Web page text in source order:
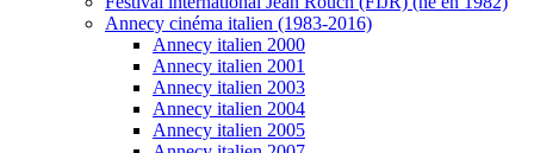
Annecy cinéma italien (1983-2016)
Annecy italien 2000
Annecy italien 2001
Annecy italien 2003
Annecy italien 2004
Annecy italien 2005